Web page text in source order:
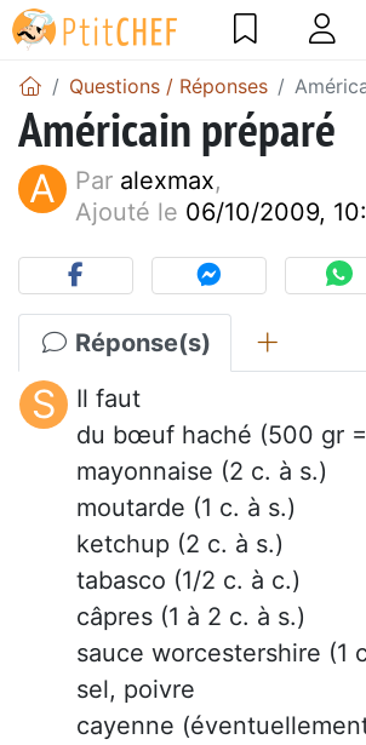
Questions / Réponses
Américain préparé
A Par alexmax,
Ajouté le 06/10/2009,
Réponse(s)
S
Il faut
du bœuf haché (500 gr
mayonnaise (2 c. à s.)
moutarde (1 c. à s.)
ketchup (2 c. à s.)
tabasco (1/2 c. à c.)
câpres (1 à 2 c. à s.)
sauce worcestershire (1
sel, poivre
cayenne